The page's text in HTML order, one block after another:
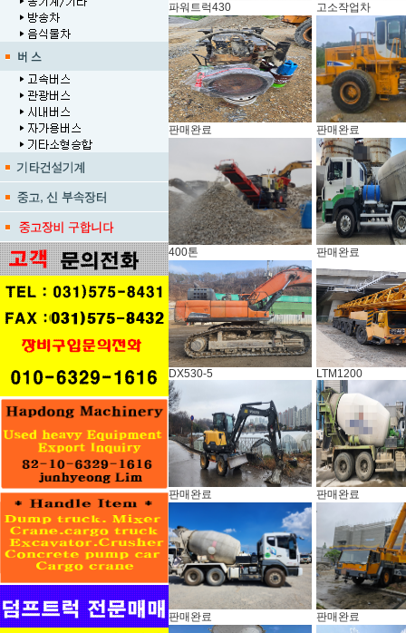
파워트럭430 고소작업차
판매완료 판매완료
400톤 판매완료
DX530-5 LTM1200
판매완료 판매완료
판매완료 판매완료